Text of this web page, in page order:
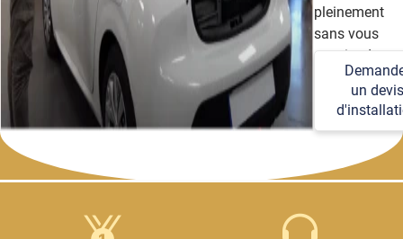
pleinement
sans vous
soucier des
détails
techniques et
logistiques.
un devis